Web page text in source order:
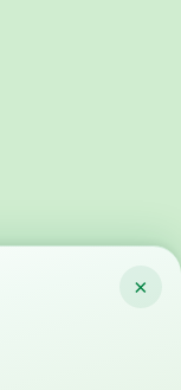
×
Silicon Oasis,